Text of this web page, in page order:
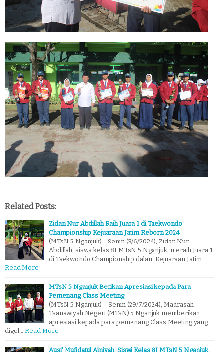
Related Posts:
Zidan Nur Abdillah Raih Juara 1 di Taekwondo
Championship Kejuaraan Jatim Reborn 2024
(MTsN 5 Nganjuk) - Senin (3/6/2024), Zidan Nur
Abdillah, siswa kelas 8I MTsN 5 Nganjuk, meraih Juara 1
di Taekwondo Championship dalam Kejuaraan Jatim…
Read More
MTsN 5 Nganjuk Berikan Apresiasi kepada Para
Pemenang Class Meeting
(MTsN 5 Nganjuk) – Senin (29/7/2024), Madrasah
Tsanawiyah Negeri (MTsN) 5 Nganjuk memberikan
apresiasi kepada para pemenang Class Meeting yang
digel… Read More
Ausi' Mufidatul Ainiyah, Siswi Kelas 8J MTsN 5 Nganjuk,